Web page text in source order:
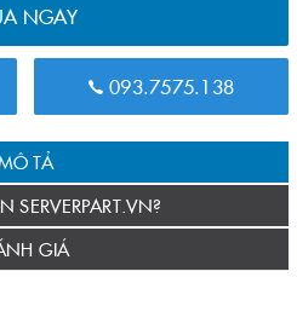
NGAY
093.7575.138
TẢ
SERVERPART.VN?
GIÁ